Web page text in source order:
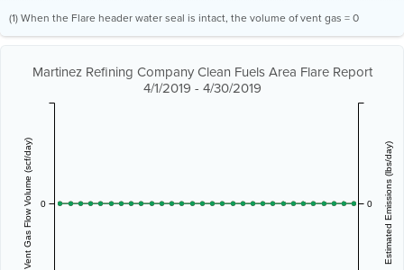
(1) When the Flare header water seal is intact, the volume of vent gas = 0
Martinez Refining Company Clean Fuels Area Flare Report
4/1/2019 - 4/30/2019
Vent Gas Flow Volume (scf/day) 0 Estimated Emissions (lbs/day)
0